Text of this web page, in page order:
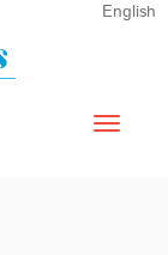
English